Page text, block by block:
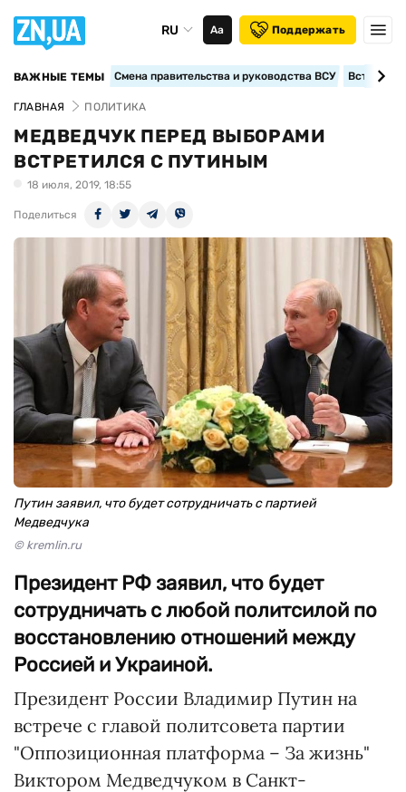
RU Аа Поддержать
ВАЖНЫЕ ТЕМЫ Смена правительства и руководства ВСУ
ГЛАВНАЯ ПОЛИТИКА
МЕДВЕДЧУК ПЕРЕД ВЫБОРАМИ
ВСТРЕТИЛСЯ С ПУТИНЫМ
18 июля, 2019, 18:55
Поделиться
Путин заявил, что будет сотрудничать с партией
Медведчука
© kremlin.ru
Президент РФ заявил, что будет
сотрудничать с любой политсилой по
восстановлению отношений между
Россией и Украиной.
Президент России Владимир Путин на
встрече с главой политсовета партии
"Оппозиционная платформа – За жизнь"
Виктором Медведчуком в Санкт-